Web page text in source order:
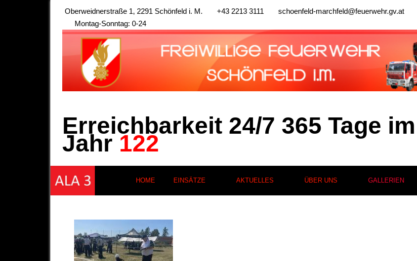
Oberweidnerstraße 1, 2291 Schönfeld i. M. +43 2213 3111
schoenfeld-marchfeld@feuerwehr.gv.at
Montag-Sonntag: 0-24
Erreichbarkeit 24/7 365 Tage im
Jahr 122
HOME EINSÄTZE AKTUELLES ÜBER UNS GALLERIEN